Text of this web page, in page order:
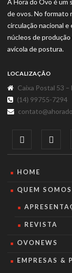
de ovos. No formato
circulação nacional
núcleos de produção
avícola de postura.
LOCALIZAÇÃO
Caixa Postal 53
(14) 99755-7294
HOME
QUEM SOMOS
REVISTA
OVONEWS
EMPRESAS &